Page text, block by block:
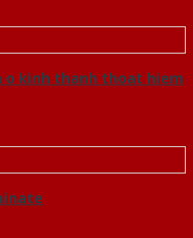
o kinh thanh thoat hiem